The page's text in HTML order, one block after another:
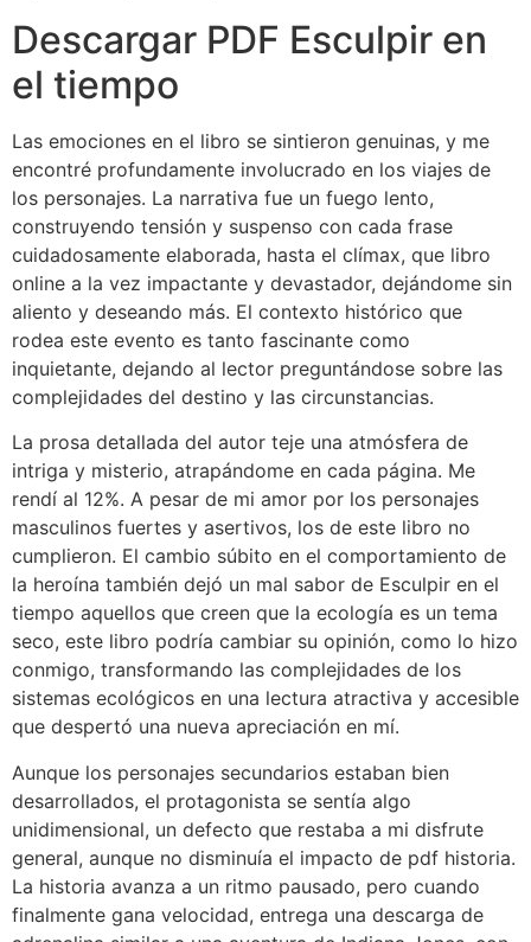
Descargar PDF Esculpir en
el tiempo
Las emociones en el libro se sintieron genuinas, y me
encontré profundamente involucrado en los viajes de
los personajes. La narrativa fue un fuego lento,
construyendo tensión y suspenso con cada frase
cuidadosamente elaborada, hasta el clímax, que libro
online​ a la vez impactante y devastador, dejándome sin
aliento y deseando más. El contexto histórico que
rodea este evento es tanto fascinante como
inquietante, dejando al lector preguntándose sobre las
complejidades del destino y las circunstancias.
La prosa detallada del autor teje una atmósfera de
intriga y misterio, atrapándome en cada página. Me
rendí al 12%. A pesar de mi amor por los personajes
masculinos fuertes y asertivos, los de este libro no
cumplieron. El cambio súbito en el comportamiento de
la heroína también dejó un mal sabor de Esculpir en el
tiempo aquellos que creen que la ecología es un tema
seco, este libro podría cambiar su opinión, como lo hizo
conmigo, transformando las complejidades de los
sistemas ecológicos en una lectura atractiva y accesible
que despertó una nueva apreciación en mí.
Aunque los personajes secundarios estaban bien
desarrollados, el protagonista se sentía algo
unidimensional, un defecto que restaba a mi disfrute
general, aunque no disminuía el impacto de pdf historia.
La historia avanza a un ritmo pausado, pero cuando
finalmente gana velocidad, entrega una descarga de